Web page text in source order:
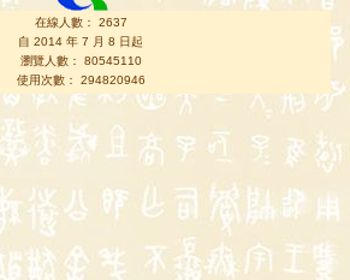
在線人數： 2637
自 2014 年 7 月 8 日起
瀏覽人數： 80545110
使用次數： 294820946